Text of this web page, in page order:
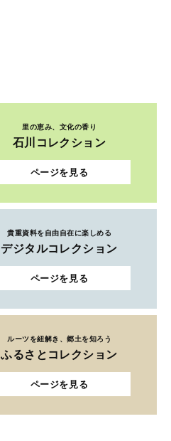
里の恵み、文化の香り
石川コレクション
ページを見る
貴重資料を自由自在に楽しめる
デジタルコレクション
ページを見る
ルーツを紐解き、郷土を知ろう
ふるさとコレクション
ページを見る